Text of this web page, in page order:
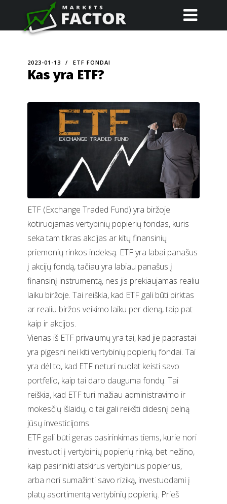
2023-01-13 ETF FONDAI
Kas yra ETF?
ETF (Exchange Traded Fund) yra biržoje
kotiruojamas vertybinių popierių fondas, kuris
seka tam tikras akcijas ar kitų finansinių
priemonių rinkos indeksą. ETF yra labai panašus
į akcijų fondą, tačiau yra labiau panašus į
finansinį instrumentą, nes jis prekiaujamas realiu
laiku biržoje. Tai reiškia, kad ETF gali būti pirktas
ar realiu biržos veikimo laiku per dieną, taip pat
kaip ir akcijos.
Vienas iš ETF privalumų yra tai, kad jie paprastai
yra pigesni nei kiti vertybinių popierių fondai. Tai
yra dėl to, kad ETF neturi nuolat keisti savo
portfelio, kaip tai daro dauguma fondų. Tai
reiškia, kad ETF turi mažiau administravimo ir
mokesčių išlaidų, o tai gali reikšti didesnį pelną
jūsų investicijoms.
ETF gali būti geras pasirinkimas tiems, kurie nori
investuoti į vertybinių popierių rinką, bet nežino,
kaip pasirinkti atskirus vertybinius popierius,
arba nori sumažinti savo riziką, investuodami į
platų asortimentą vertybinių popierių. Prieš